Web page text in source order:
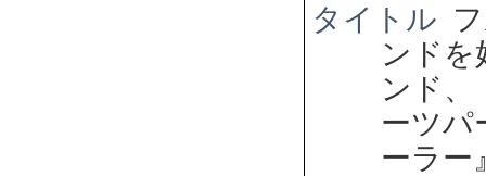
タイトル
ンド
ンド
ーツ
ーラー